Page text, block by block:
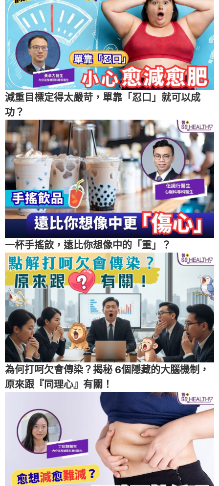
減重目標定得太嚴苛，單靠「忍口」就可以成
功？
一杯手搖飲，遠比你想像中的「重」？
為何打呵欠會傳染？揭秘 6個隱藏的大腦機制，
原來跟『同理心』有關！